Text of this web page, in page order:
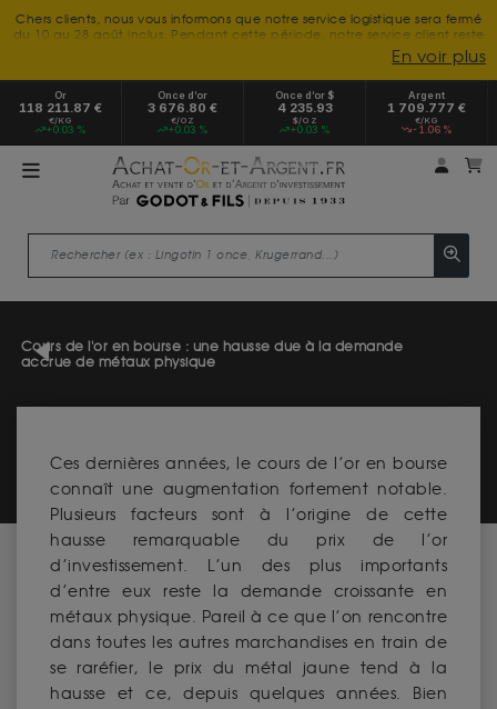
Chers clients, nous vous informons que notre service logistique sera fermé
du 10 au 28 août inclus. Pendant cette période, notre service client reste
à votre disposition tout l'été. Vous pouvez nous joindre du lundi au
vendredi, de 9h30 à 18h, pour toute demande d'information.
Nous vous remercions de votre compréhension et vous souhaitons un
excellent été.
En voir plus
Or
118 211.87 €
€/KG
+0.03 %
Once d’or
3 676.80 €
€/OZ
+0.03 %
Once d’or $
4 235.93
$/OZ
+0.03 %
Argent
1 709.777 €
€/KG
-1.06 %
Mon
Cours de l'or en bourse : une hausse due à la demande
accrue de métaux physique
Ces dernières années, le cours de l’or en bourse
connaît une augmentation fortement notable.
Plusieurs facteurs sont à l’origine de cette
hausse remarquable du prix de l’or
d’investissement. L’un des plus importants
d’entre eux reste la demande croissante en
métaux physique. Pareil à ce que l’on rencontre
dans toutes les autres marchandises en train de
se raréfier, le prix du métal jaune tend à la
hausse et ce, depuis quelques années. Bien